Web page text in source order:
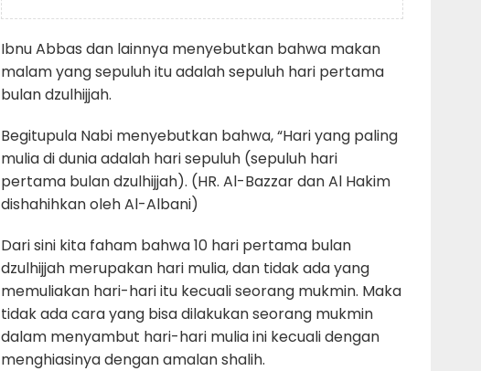
Ibnu Abbas dan lainnya menyebutkan bahwa makan
malam yang sepuluh itu adalah sepuluh hari pertama
bulan dzulhijjah.
Begitupula Nabi menyebutkan bahwa, “Hari yang paling
mulia di dunia adalah hari sepuluh (sepuluh hari
pertama bulan dzulhijjah). (HR. Al-Bazzar dan Al Hakim
dishahihkan oleh Al-Albani)
Dari sini kita faham bahwa 10 hari pertama bulan
dzulhijjah merupakan hari mulia, dan tidak ada yang
memuliakan hari-hari itu kecuali seorang mukmin. Maka
tidak ada cara yang bisa dilakukan seorang mukmin
dalam menyambut hari-hari mulia ini kecuali dengan
menghiasinya dengan amalan shalih.